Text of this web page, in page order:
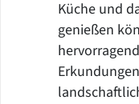
Küche und
genießen